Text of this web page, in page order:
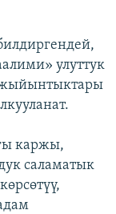
улуттук
каржы,
саламатык